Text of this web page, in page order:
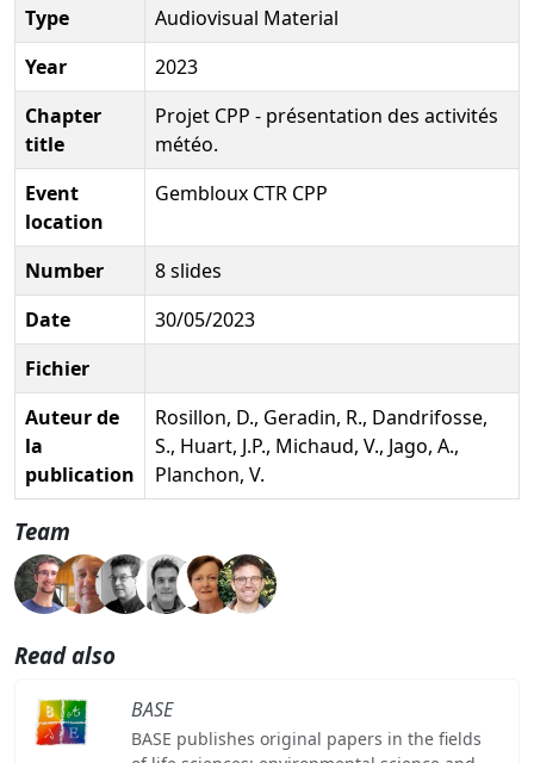
Type
Audiovisual Material
Year
2023
Chapter
title
Projet CPP - présentation des activités
météo.
Event
location
Gembloux CTR CPP
Number
8 slides
Date
30/05/2023
Fichier
Auteur de
la
publication
Rosillon, D., Geradin, R., Dandrifosse,
S., Huart, J.P., Michaud, V., Jago, A.,
Planchon, V.
Team
Read also
BASE
BASE publishes original papers in the fields